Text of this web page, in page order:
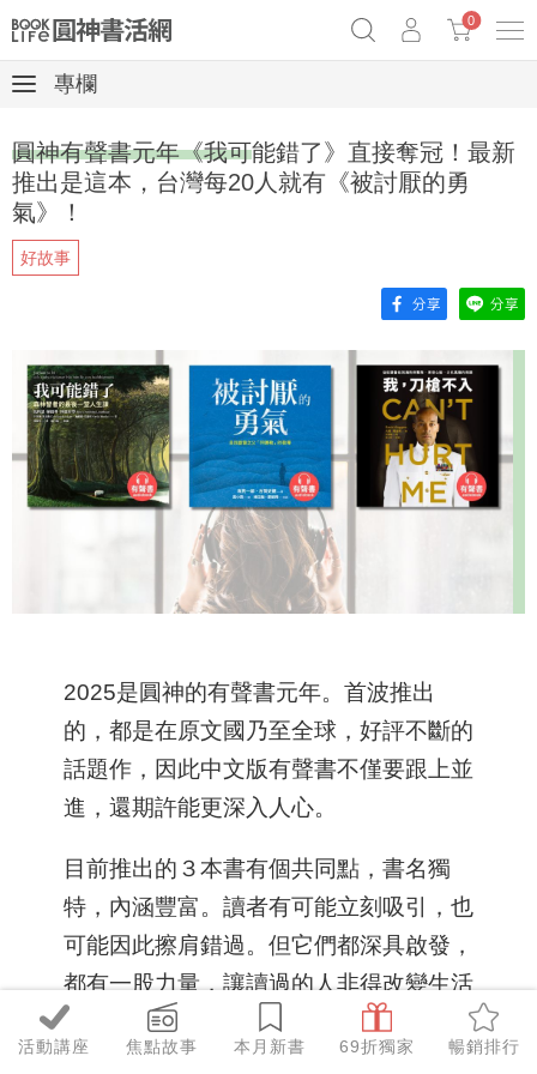
Netflix話題章魚小說！
0
活動講座 焦點故事 本月新書 69折獨家 暢銷排行
專欄
圓神有聲書元年《我可能錯了》直接奪冠！最新
推出是這本，台灣每20人就有《被討厭的勇
氣》！
好故事
2025是圓神的有聲書元年。首波推出
的，都是在原文國乃至全球，好評不斷的
話題作，因此中文版有聲書不僅要跟上並
進，還期許能更深入人心。
目前推出的３本書有個共同點，書名獨
特，內涵豐富。讀者有可能立刻吸引，也
可能因此擦肩錯過。但它們都深具啟發，
都有一股力量，讓讀過的人非得改變生活
方式不可。 值得再用另一種方式，送到
大家的耳朵前。